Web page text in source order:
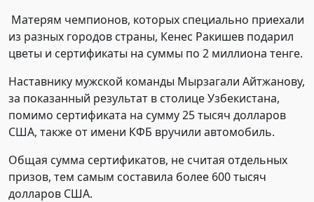
Матерям чемпионов, которых специально приехали
из разных городов страны, Кенес Ракишев подарил
цветы и сертификаты на суммы по 2 миллиона тенге.
Наставнику мужской команды Мырзагали Айтжанову,
за показанный результат в столице Узбекистана,
помимо сертификата на сумму 25 тысяч долларов
США, также от имени КФБ вручили автомобиль.
Общая сумма сертификатов, не считая отдельных
призов, тем самым составила более 600 тысяч
долларов США.